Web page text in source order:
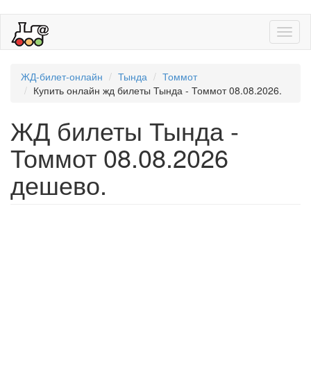
ЖД-билет-онлайн Тында
Томмот
Купить онлайн жд билеты Тында - Томмот 08.08.2026.
ЖД билеты Тында -
Томмот 08.08.2026
дешево.